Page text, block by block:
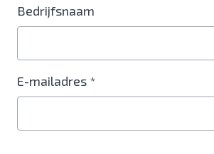
Bedrijfsnaam
E-mailadres *